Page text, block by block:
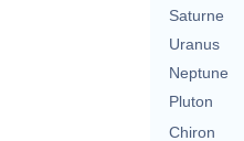
Saturne
Uranus
Neptune
Pluton
Chiron